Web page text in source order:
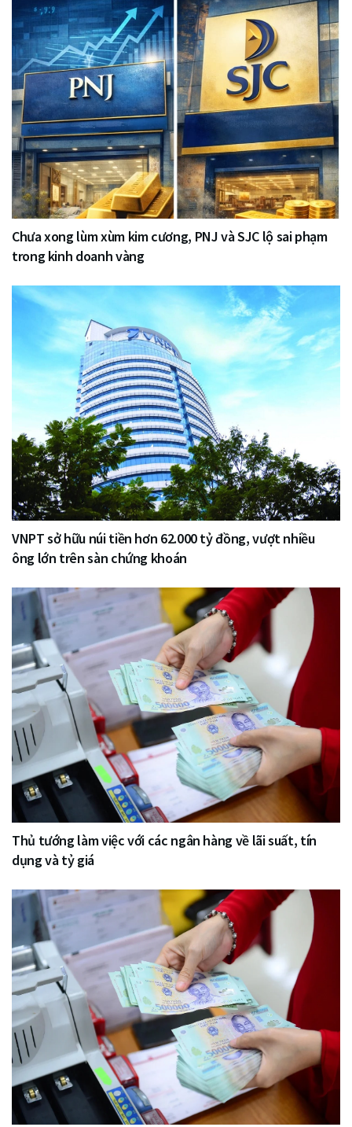
Chưa xong lùm xùm kim cương, PNJ và SJC lộ sai phạm
trong kinh doanh vàng
VNPT sở hữu núi tiền hơn 62.000 tỷ đồng, vượt nhiều
ông lớn trên sàn chứng khoán
Thủ tướng làm việc với các ngân hàng về lãi suất, tín
dụng và tỷ giá